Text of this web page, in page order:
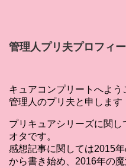
管理人プリ夫プロフィ
キュアコンプリートへよう
管理人のプリ夫と申します
プリキュアシリーズに関し
オタです。
感想記事に関しては2015
から書き始め、2016年の